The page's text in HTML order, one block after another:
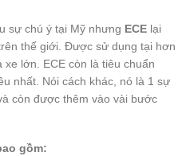
sự chú ý tại Mỹ nhưng ECE lại
thế giới. Được sử dụng tại hơn
lớn. ECE còn là tiêu chuẩn
nhất. Nói cách khác, nó là 1 sự
còn được thêm vào vài bước
gồm: